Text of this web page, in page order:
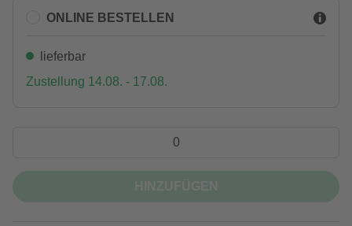
ONLINE BESTELLEN
lieferbar
Zustellung 14.08. - 17.08.